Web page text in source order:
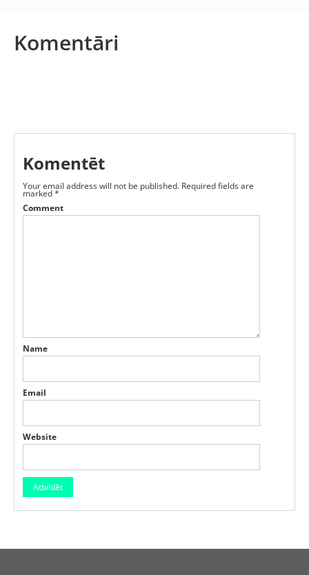
Komentāri
Komentēt
Your email address will not be published. Required fields are
marked*
Comment
Name
Email
Website